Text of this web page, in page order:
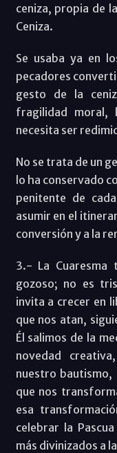
ceniza, propia de
Ceniza.
Se usaba ya en
pecadores
gesto de la
fragilidad moral,
necesita ser
No se trata de un
lo ha conservado
penitente de
asumir en el
conversión y a la
3.- La Cuaresma
gozoso; no es
invita a crecer en
que nos atan,
Él salimos de la
novedad
nuestro bautismo,
que nos
esa
celebrar la
más divinizados a